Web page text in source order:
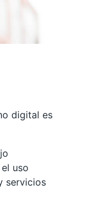
digital es
uso
servicios